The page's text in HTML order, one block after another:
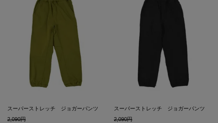
スーパーストレッチ ジョガーパンツ
2,090
スーパーストレッチ ジョガーパンツ
2,090